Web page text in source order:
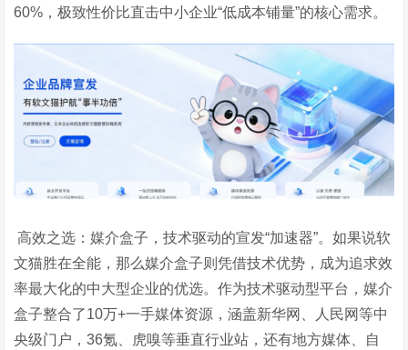
60%，极致性价比直击中小企业“低成本铺量”的核心需求。
高效之选：媒介盒子，技术驱动的宣发“加速器”。如果说软
文猫胜在全能，那么媒介盒子则凭借技术优势，成为追求效
率最大化的中大型企业的优选。作为技术驱动型平台，媒介
盒子整合了10万+一手媒体资源，涵盖新华网、人民网等中
央级门户，36氪、虎嗅等垂直行业站，还有地方媒体、自